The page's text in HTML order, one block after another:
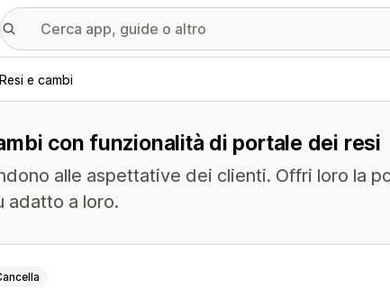
Resi e cambi
con funzionalità di portale dei resi
alle aspettative dei clienti. Offri loro la
adatto a loro.